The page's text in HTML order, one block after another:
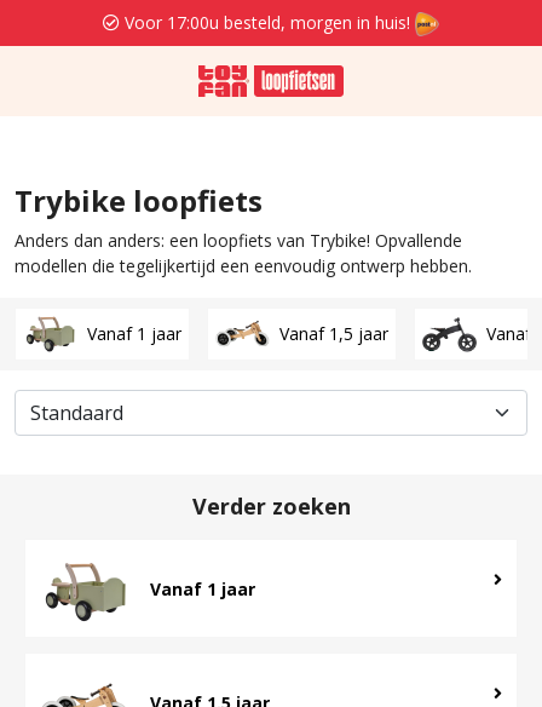
Voor 17:00u besteld, morgen in huis!
Trybike loopfiets
Anders dan anders: een loopfiets van Trybike! Opvallende
modellen die tegelijkertijd een eenvoudig ontwerp hebben.
Vanaf 1 jaar Vanaf 1,5 jaar Vanaf
Verder zoeken
Vanaf 1 jaar